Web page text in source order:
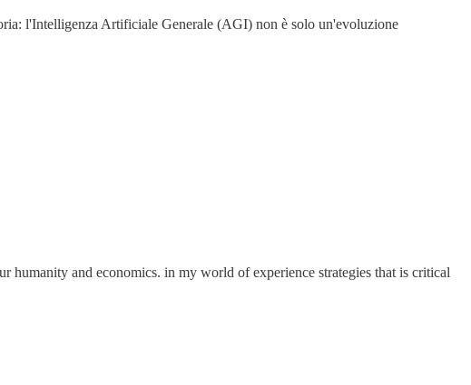
l'Intelligenza Artificiale Generale (AGI) non è solo un'evoluzione
humanity and economics. in my world of experience strategies that is critical